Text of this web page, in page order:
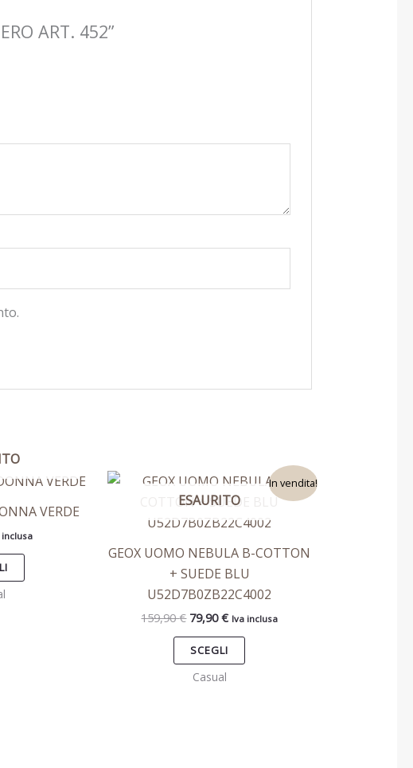
ART. 452”
VERDE
inclusa
Questo
ha
più
Le
In vendita!
ESAURITO
GEOX UOMO NEBULA B-COTTON
+ SUEDE BLU
U52D7B0ZB22C4002
159,90€
Il
originale
era:
79,90€
Il
attuale
è:
Iva inclusa
SCEGLI
Questo
prodotto
ha
varianti.
Le
opzioni
possono
scelte
Casual